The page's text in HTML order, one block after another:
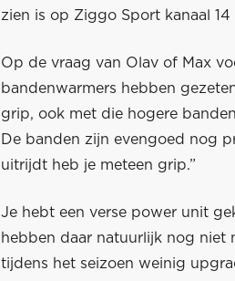
zien is op Ziggo Sport kanaal
Op de vraag van Olav of Max
bandenwarmers hebben
grip, ook met die hogere
De banden zijn evengoed nog
uitrijdt heb je meteen grip.”
Je hebt een verse power unit
hebben daar natuurlijk nog niet
tijdens het seizoen weinig